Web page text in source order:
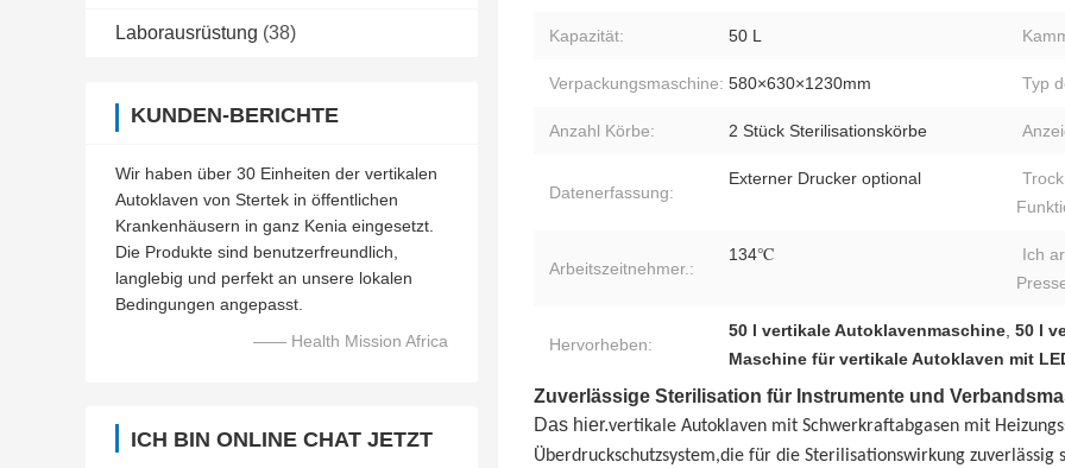
Laborausrüstung (38)
KUNDEN-BERICHTE
Wir haben über 30 Einheiten der vertikalen
Autoklaven von Stertek in öffentlichen
Krankenhäusern in ganz Kenia eingesetzt.
Die Produkte sind benutzerfreundlich,
langlebig und perfekt an unsere lokalen
Bedingungen angepasst.
—— Health Mission Africa
ICH BIN ONLINE CHAT JETZT
Kapazität: 50 L
Verpackungsmaschine: 580×630×1230mm Typ
Anzahl Körbe: 2 Stück Sterilisationskörbe
Datenerfassung:
Externer Drucker optional
Arbeitszeitnehmer.:
134℃
Ich
Hervorheben:
50 l vertikale Autoklavenmaschine, 50 l
Maschine für vertikale Autoklaven mit
Zuverlässige Sterilisation für Instrumente und
Das hier.vertikale Autoklaven mit Schwerkraftabgasen mit
Überdruckschutzsystem,die für die Sterilisationswirkung zuverlässig